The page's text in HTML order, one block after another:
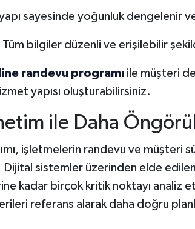
yapı sayesinde yoğunluk dengelenir
Tüm bilgiler düzenli ve erişilebilir
randevu programıile müşteri
yapısı oluşturabilirsiniz.
ile Daha
işletmelerin randevu ve müşteri
sistemler üzerinden elde
kadar birçok kritik noktayı analiz
referans alarak daha doğru